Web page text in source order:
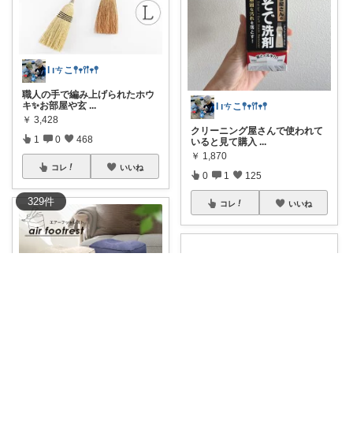
329件
Ɩ ıㄘこ𖤣𖥧𖥣𖡡𖥧𖤣
職人の手で編み上げられたホウ
キ✨お部屋や玄 ...
￥ 3,428
1 0 468
コレ いいね
Ɩ ıㄘこ𖤣𖥧𖥣𖡡𖥧𖤣
クリーニング屋さんで使われて
いると見て購入 ...
￥ 1,870
0 1 125
コレ いいね